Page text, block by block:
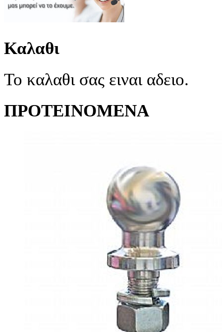
Καλαθι
Το καλαθι σας ειναι αδειο.
ΠΡΟΤΕΙΝΟΜΕΝΑ